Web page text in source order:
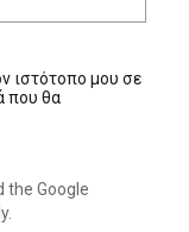
ιστότοπο μου σε
που θα
the Google